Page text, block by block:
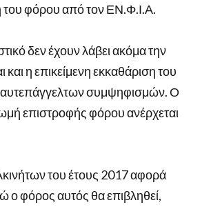
του φόρου από τον ΕΝ.Φ.Ι.Α.
δεν έχουν λάβει ακόμα την
η επικείμενη εκκαθάριση του
αυτεπάγγελτων συμψηφισμών. Ο
επιστροφής φόρου ανέρχεται
του έτους 2017 αφορά
ο φόρος αυτός θα επιβληθεί,